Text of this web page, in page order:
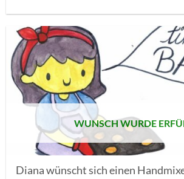
WUNSCH WURDE
Diana wünscht sich einen